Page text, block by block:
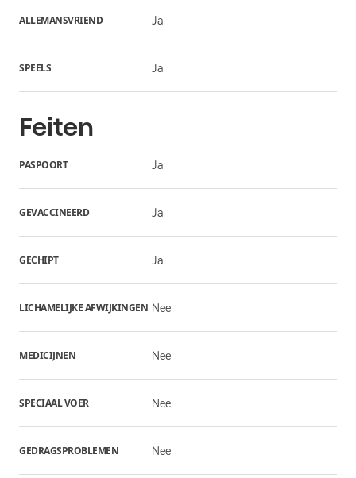
ALLEMANSVRIEND Ja
SPEELS Ja
Feiten
PASPOORT Ja
GEVACCINEERD Ja
GECHIPT Ja
LICHAMELIJKE AFWIJKINGEN Nee
MEDICIJNEN Nee
SPECIAAL VOER Nee
GEDRAGSPROBLEMEN Nee